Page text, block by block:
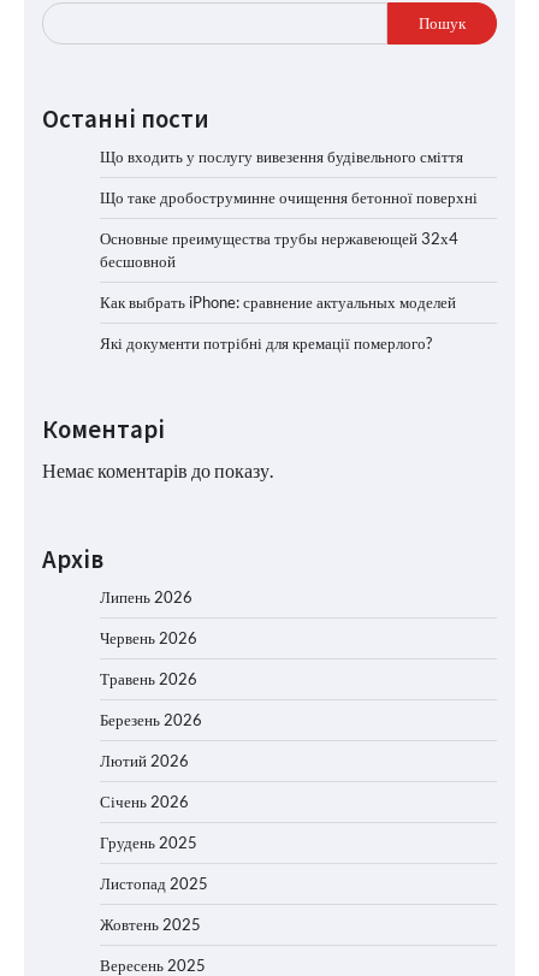
Пошук
Останні пости
Що входить у послугу вивезення будівельного сміття
Що таке дробоструминне очищення бетонної поверхні
Основные преимущества трубы нержавеющей 32х4
бесшовной
Как выбрать iPhone: сравнение актуальных моделей
Які документи потрібні для кремації померлого?
Коментарі
Немає коментарів до показу.
Архів
Липень 2026
Червень 2026
Травень 2026
Березень 2026
Лютий 2026
Січень 2026
Грудень 2025
Листопад 2025
Жовтень 2025
Вересень 2025